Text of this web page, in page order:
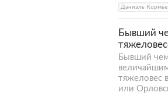
Даниэль Кормье
Бывший
Бывший
тяжеловес
или